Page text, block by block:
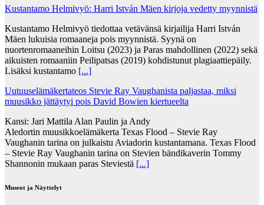
Kustantamo Helmivyö: Harri István Mäen kirjoja vedetty myynnistä
Kustantamo Helmivyö tiedottaa vetävänsä kirjailija Harri István
Mäen lukuisia romaaneja pois myynnistä. Syynä on
nuortenromaaneihin Loitsu (2023) ja Paras mahdollinen (2022) sekä
aikuisten romaaniin Peilipatsas (2019) kohdistunut plagiaattiepäily.
Lisäksi kustantamo [...]
Uutuuselämäkertateos Stevie Ray Vaughanista paljastaa, miksi
muusikko jättäytyi pois David Bowien kiertueelta
Kansi: Jari Mattila Alan Paulin ja Andy
Aledortin muusikkoelämäkerta Texas Flood – Stevie Ray
Vaughanin tarina on julkaistu Aviadorin kustantamana. Texas Flood
– Stevie Ray Vaughanin tarina on Stevien bändikaverin Tommy
Shannonin mukaan paras Steviestä [...]
Museot ja Näyttelyt